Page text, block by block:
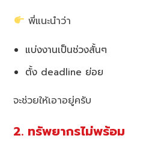
พี่แนะนำว่า
แบ่งงานเป็นช่วงสั้นๆ
ตั้ง deadline ย่อย
จะช่วยให้เอาอยู่ครับ
2. ทรัพยากรไม่พร้อม